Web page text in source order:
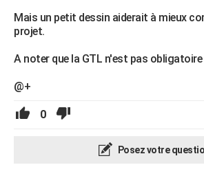
Mais un petit dessin aiderait à mieux
projet.
A noter que la GTL n'est pas
@+
0
Posez votre